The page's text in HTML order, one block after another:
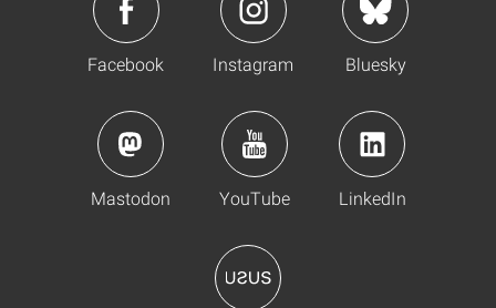
Facebook Instagram Bluesky
Mastodon YouTube LinkedIn